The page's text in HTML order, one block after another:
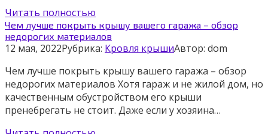
Читать полностью
Чем лучше покрыть крышу вашего гаража – обзор
недорогих материалов
12 мая, 2022Рубрика: Кровля крышиАвтор: dom
Чем лучше покрыть крышу вашего гаража – обзор
недорогих материалов Хотя гараж и не жилой дом, но
качественным обустройством его крыши
пренебрегать не стоит. Даже если у хозяина…